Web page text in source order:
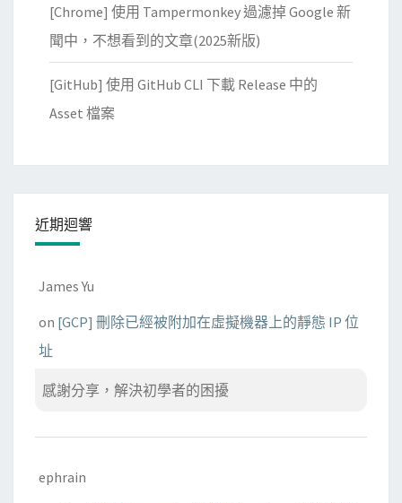
的
W
o
r
[Chrome] 使用 Tampermonkey 過濾掉 Google 新
聞中，不想看到的文章(2025新版)
[GitHub] 使用 GitHub CLI 下載 Release 中的
Asset 檔案
近期迴響
James Yu
on [GCP] 刪除已經被附加在虛擬機器上的靜態 IP 位
址
感謝分享，解決初學者的困擾
ephrain